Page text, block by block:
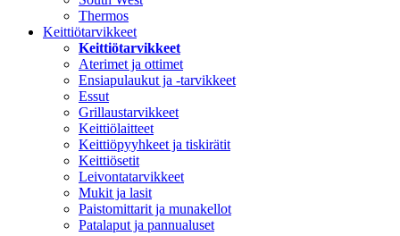
Thermos
Keittiötarvikkeet
Keittiötarvikkeet
Aterimet ja ottimet
Ensiapulaukut ja -tarvikkeet
Essut
Grillaustarvikkeet
Keittiölaitteet
Keittiöpyyhkeet ja tiskirätit
Keittiösetit
Leivontatarvikkeet
Mukit ja lasit
Paistomittarit ja munakellot
Patalaput ja pannualuset